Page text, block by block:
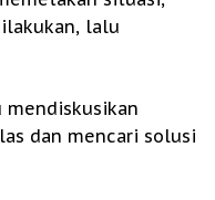
lalu
mendiskusikan
dan mencari solusi